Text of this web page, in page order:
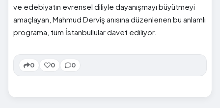
ve edebiyatın evrensel diliyle dayanışmayı büyütmeyi
amaçlayan, Mahmud Derviş anısına düzenlenen bu anlamlı
programa, tüm İstanbullular davet ediliyor.
0 0 0